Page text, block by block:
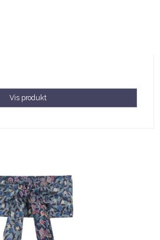
Vis produkt